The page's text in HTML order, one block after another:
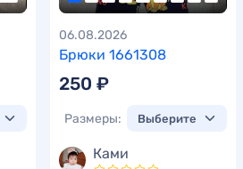
Брюки 1661308
06.08.2026
250 ₽
Размеры:
Ками